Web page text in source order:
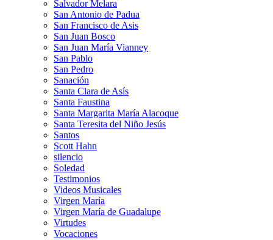
Salvador Melara
San Antonio de Padua
San Francisco de Asis
San Juan Bosco
San Juan María Vianney
San Pablo
San Pedro
Sanación
Santa Clara de Asís
Santa Faustina
Santa Margarita María Alacoque
Santa Teresita del Niño Jesús
Santos
Scott Hahn
silencio
Soledad
Testimonios
Videos Musicales
Virgen María
Virgen María de Guadalupe
Virtudes
Vocaciones